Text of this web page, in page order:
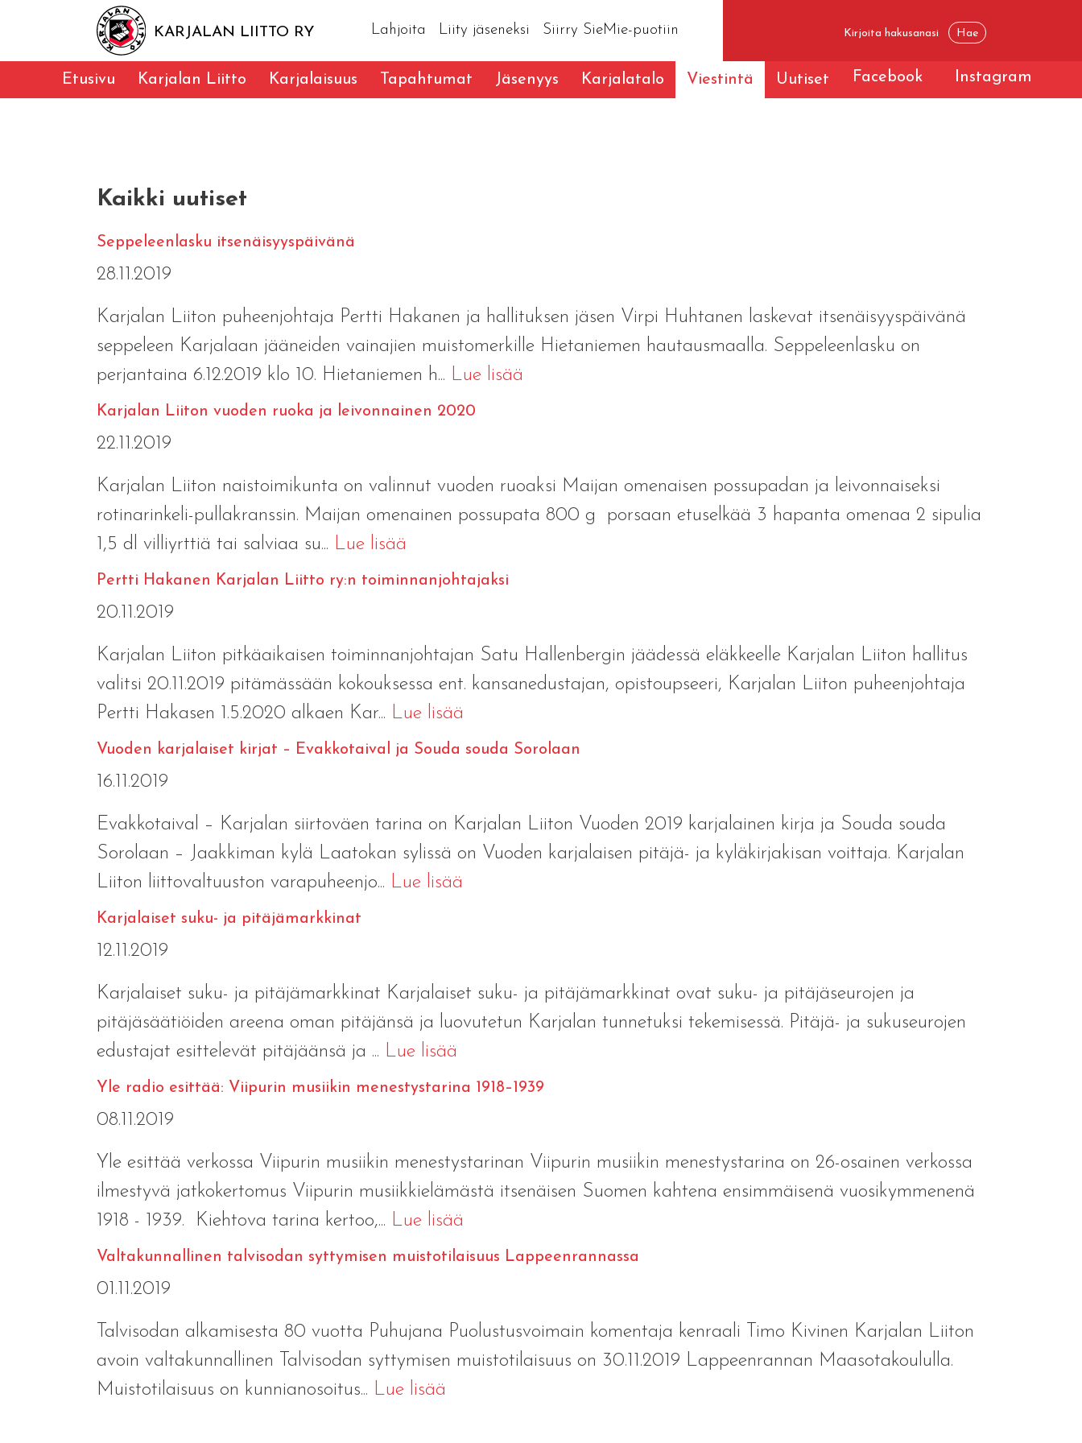
KARJALAN LIITTO RY Lahjoita Liity jäseneksi Siirry SieMie-puotiin
Etusivu Karjalan Liitto Karjalaisuus Tapahtumat Jäsenyys Karjalatalo Viestintä Uutiset Facebook Instagram
Kaikki uutiset
Seppeleenlasku itsenäisyyspäivänä
28.11.2019
Karjalan Liiton puheenjohtaja Pertti Hakanen ja hallituksen jäsen Virpi Huhtanen laskevat itsenäisyyspäivänä
seppeleen Karjalaan jääneiden vainajien muistomerkille Hietaniemen hautausmaalla. Seppeleenlasku on
perjantaina 6.12.2019 klo 10. Hietaniemen h... Lue lisää
Karjalan Liiton vuoden ruoka ja leivonnainen 2020
22.11.2019
Karjalan Liiton naistoimikunta on valinnut vuoden ruoaksi Maijan omenaisen possupadan ja leivonnaiseksi
rotinarinkeli-pullakranssin. Maijan omenainen possupata 800 g porsaan etuselkää 3 hapanta omenaa 2 sipulia
1,5 dl villiyrttiä tai salviaa su... Lue lisää
Pertti Hakanen Karjalan Liitto ry:n toiminnanjohtajaksi
20.11.2019
Karjalan Liiton pitkäaikaisen toiminnanjohtajan Satu Hallenbergin jäädessä eläkkeelle Karjalan Liiton hallitus
valitsi 20.11.2019 pitämässään kokouksessa ent. kansanedustajan, opistoupseeri, Karjalan Liiton puheenjohtaja
Pertti Hakasen 1.5.2020 alkaen Kar... Lue lisää
Vuoden karjalaiset kirjat – Evakkotaival ja Souda souda Sorolaan
16.11.2019
Evakkotaival – Karjalan siirtoväen tarina on Karjalan Liiton Vuoden 2019 karjalainen kirja ja Souda souda
Sorolaan – Jaakkiman kylä Laatokan sylissä on Vuoden karjalaisen pitäjä- ja kyläkirjakisan voittaja. Karjalan
Liiton liittovaltuuston varapuheenjo... Lue lisää
Karjalaiset suku- ja pitäjämarkkinat
12.11.2019
Karjalaiset suku- ja pitäjämarkkinat Karjalaiset suku- ja pitäjämarkkinat ovat suku- ja pitäjäseurojen ja
pitäjäsäätiöiden areena oman pitäjänsä ja luovutetun Karjalan tunnetuksi tekemisessä. Pitäjä- ja sukuseurojen
edustajat esittelevät pitäjäänsä ja ... Lue lisää
Yle radio esittää: Viipurin musiikin menestystarina 1918–1939
08.11.2019
Yle esittää verkossa Viipurin musiikin menestystarinan Viipurin musiikin menestystarina on 26-osainen verkossa
ilmestyvä jatkokertomus Viipurin musiikkielämästä itsenäisen Suomen kahtena ensimmäisenä vuosikymmenenä
1918 - 1939. Kiehtova tarina kertoo,... Lue lisää
Valtakunnallinen talvisodan syttymisen muistotilaisuus Lappeenrannassa
01.11.2019
Talvisodan alkamisesta 80 vuotta Puhujana Puolustusvoimain komentaja kenraali Timo Kivinen Karjalan Liiton
avoin valtakunnallinen Talvisodan syttymisen muistotilaisuus on 30.11.2019 Lappeenrannan Maasotakoululla.
Muistotilaisuus on kunnianosoitus... Lue lisää